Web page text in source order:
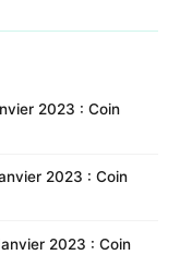
2023 : Coin
2023 : Coin
2023 : Coin